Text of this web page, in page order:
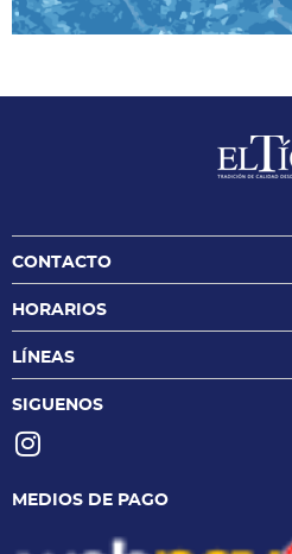
CONTACTO
HORARIOS
LÍNEAS
SIGUENOS
MEDIOS DE PAGO